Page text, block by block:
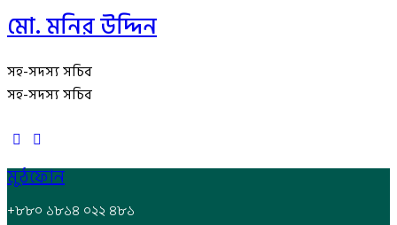
মো. মনির উদ্দিন
সহ-সদস্য সচিব
সহ-সদস্য সচিব
মুঠফোন
+৮৮০ ১৮১৪ ০২২ ৪৮১